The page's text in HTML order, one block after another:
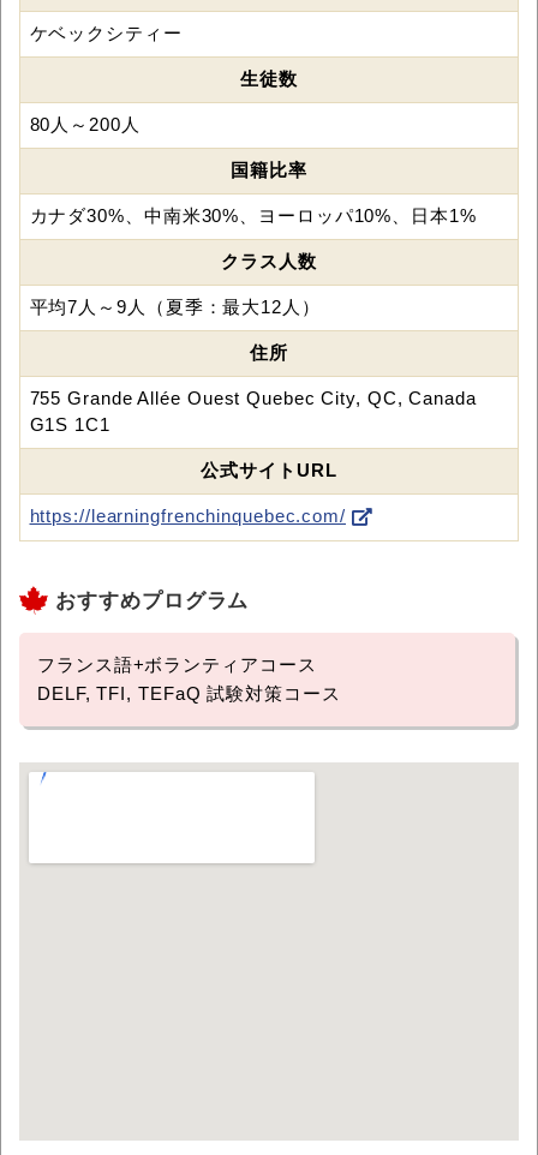
ケベックシティー
生徒数
80人～200人
国籍比率
カナダ30%、中南米30%、ヨーロッパ10%、日本1%
クラス人数
平均7人～9人（夏季：最大12人）
住所
755 Grande Allée Ouest Quebec City, QC, Canada
G1S 1C1
公式サイトURL
https://learningfrenchinquebec.com/
おすすめプログラム
フランス語+ボランティアコース
DELF, TFI, TEFaQ 試験対策コース